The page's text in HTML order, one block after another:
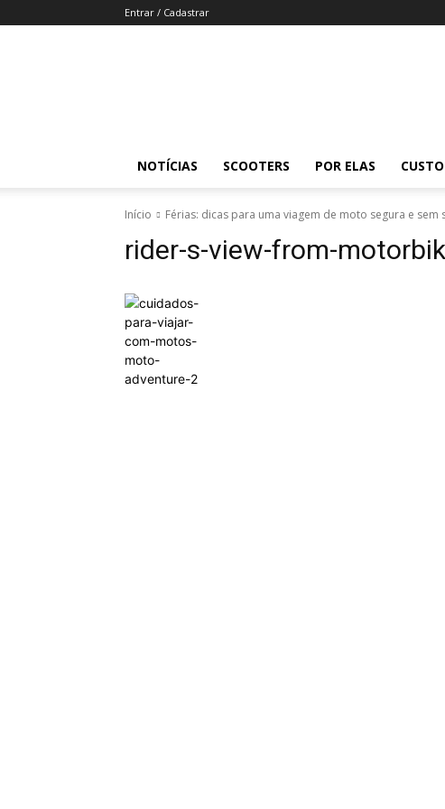
Entrar / Cadastrar
NOTÍCIAS SCOOTERS POR ELAS
Início Férias: dicas para uma viagem de moto segura e sem
rider-s-view-from-